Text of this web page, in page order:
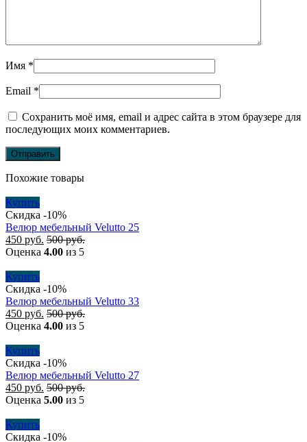
Имя *
Email *
Сохранить моё имя, email и адрес сайта в этом браузере для
последующих моих комментариев.
Похожие товары
Купить
Скидка -10%
Велюр мебельный Velutto 25
450 руб. 500руб.
Оценка 4.00 из 5
Купить
Скидка -10%
Велюр мебельный Velutto 33
450 руб. 500руб.
Оценка 4.00 из 5
Купить
Скидка -10%
Велюр мебельный Velutto 27
450 руб. 500руб.
Оценка 5.00 из 5
Купить
Скидка -10%